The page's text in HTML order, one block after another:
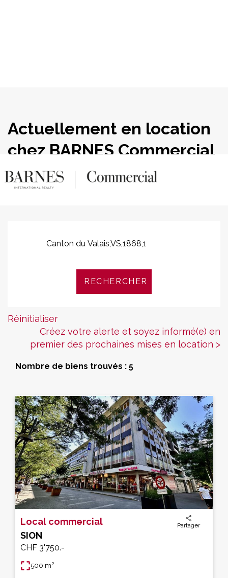
Actuellement en location
chez BARNES Commercial
Realty
Réinitialiser
Créez votre alerte et soyez informé(e) en
premier des prochaines mises en location >
Nombre de biens trouvés : 5
Partager
Local commercial
SION
CHF 3'750.-
500 m²